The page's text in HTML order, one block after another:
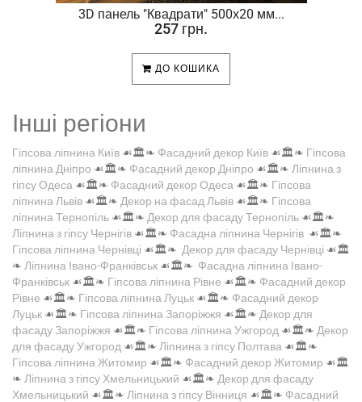
3D панель "Квадрати" 500х20 мм...
257 грн.
ДО КОШИКА
Інші регіони
Гіпсова ліпнина Київ ☙🏛️❧ Фасадний декор Київ ☙🏛️❧ Гіпсова
ліпнина Дніпро ☙🏛️❧ Фасадний декор Дніпро ☙🏛️❧ Ліпнина з
гіпсу Одеса ☙🏛️❧ Фасадний декор Одеса ☙🏛️❧ Гіпсова
ліпнина Львів ☙🏛️❧ Декор на фасад Львів ☙🏛️❧ Гіпсова
ліпнина Тернопіль ☙🏛️❧ Декор для фасаду Тернопіль ☙🏛️❧
Ліпнина з гіпсу Чернігів ☙🏛️❧ Фасадна ліпнина Чернігів ☙🏛️❧
Гіпсова ліпнина Чернівці ☙🏛️❧ Декор для фасаду Чернівці ☙🏛️
❧ Ліпнина Івано-Франківськ ☙🏛️❧ Фасадна ліпнина Івано-
Франківськ ☙🏛️❧ Гіпсова ліпнина Рівне ☙🏛️❧ Фасадний декор
Рівне ☙🏛️❧ Гіпсова ліпнина Луцьк ☙🏛️❧ Фасадний декор
Луцьк ☙🏛️❧ Гіпсова ліпнина Запоріжжя ☙🏛️❧ Декор для
фасаду Запоріжжя ☙🏛️❧ Гіпсова ліпнина Ужгород ☙🏛️❧ Декор
для фасаду Ужгород ☙🏛️❧ Ліпнина з гіпсу Полтава ☙🏛️❧
Гіпсова ліпнина Житомир ☙🏛️❧ Фасадний декор Житомир ☙🏛️
❧ Ліпнина з гіпсу Хмельницький ☙🏛️❧ Декор для фасаду
Хмельницький ☙🏛️❧ Ліпнина з гіпсу Вінниця ☙🏛️❧ Фасадний